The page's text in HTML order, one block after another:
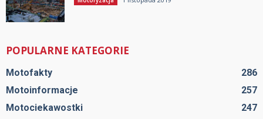
POPULARNE KATEGORIE
Motofakty
286
Motoinformacje
257
Motociekawostki
247